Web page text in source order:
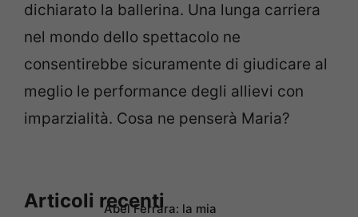
dichiarato la ballerina. Una lunga carriera
nel mondo dello spettacolo ne
consentirebbe sicuramente di giudicare al
meglio le performance degli allievi con
imparzialità. Cosa ne penserà Maria?
Articoli recenti
Abel Ferrara: la mia